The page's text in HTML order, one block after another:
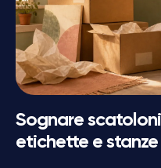
Sognare
etichette e